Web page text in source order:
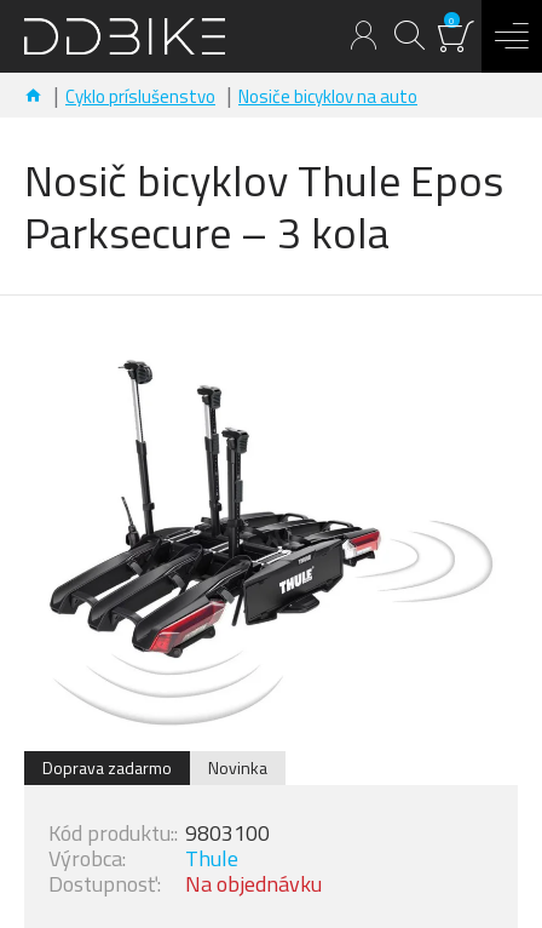
0
Cyklo príslušenstvo Nosiče bicyklov na auto
Nosič bicyklov Thule Epos
Parksecure – 3 kola
Novinka
Doprava zadarmo
Dostupnosť: Na objednávku
Výrobca: Thule
Kód produktu:: 9803100